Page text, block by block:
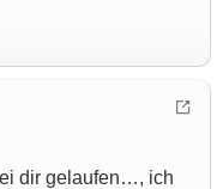
dir gelaufen…, ich